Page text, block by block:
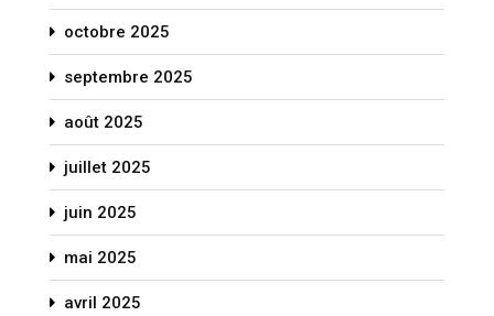
octobre 2025
septembre 2025
août 2025
juillet 2025
juin 2025
mai 2025
avril 2025